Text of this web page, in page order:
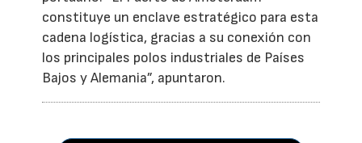
constituye un enclave estratégico para esta
cadena logística, gracias a su conexión con
los principales polos industriales de Países
Bajos y Alemania”, apuntaron.